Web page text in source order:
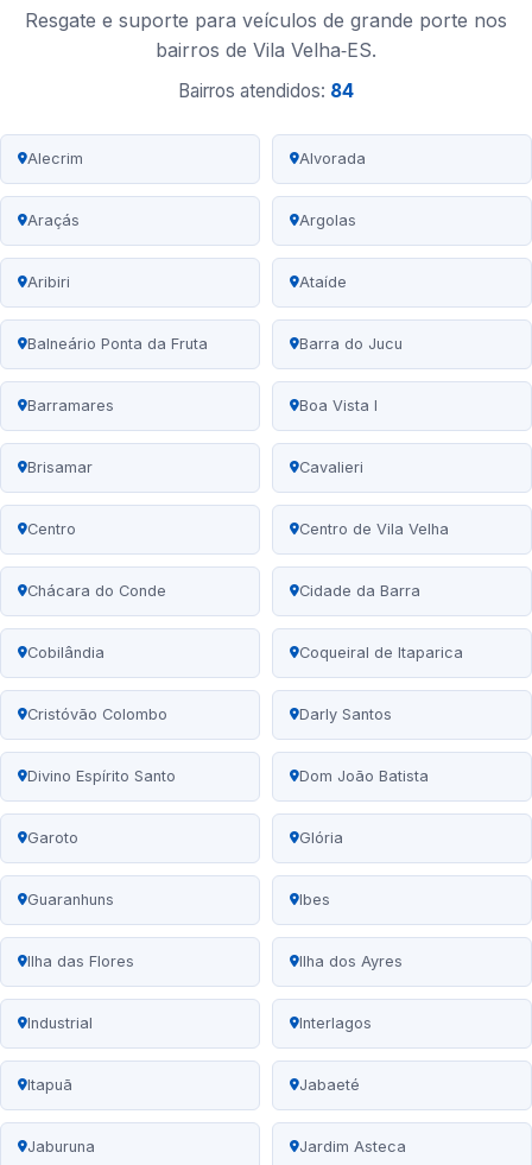
Resgate e suporte para veículos de grande porte nos
bairros de Vila Velha‑ES.
Bairros atendidos: 84
Alecrim Alvorada
Araçás Argolas
Aribiri Ataíde
Balneário Ponta da Fruta Barra do Jucu
Barramares Boa Vista I
Brisamar Cavalieri
Centro Centro de Vila Velha
Chácara do Conde Cidade da Barra
Cobilândia Coqueiral de Itaparica
Cristóvão Colombo Darly Santos
Divino Espírito Santo Dom João Batista
Garoto Glória
Guaranhuns Ibes
Ilha das Flores Ilha dos Ayres
Industrial Interlagos
Itapuã Jabaeté
Jaburuna Jardim Asteca